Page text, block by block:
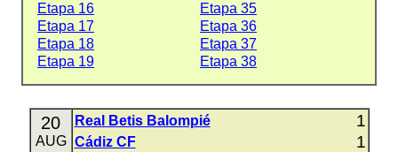
Etapa 16
Etapa 35
Etapa 17
Etapa 36
Etapa 18
Etapa 37
Etapa 19
Etapa 38
20
AUG
Real Betis Balompié 1
Cádiz CF 1